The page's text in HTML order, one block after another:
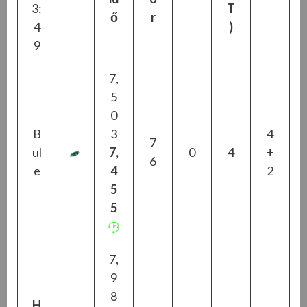
3:
4
9
ő
r
T
)
B
ul
e
7,
5
0
3
7,
4
5
5
7
6
0 4
4
+
2
7,
9
8